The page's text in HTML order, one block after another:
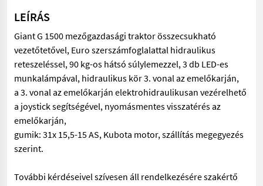
LEÍRÁS
Giant G 1500 mezőgazdasági traktor összecsukható
vezetőtetővel, Euro szerszámfoglalattal hidraulikus
reteszeléssel, 90 kg-os hátsó súlylemezzel, 3 db LED-es
munkalámpával, hidraulikus kör 3. vonal az emelőkarján,
a 3. vonal az emelőkarján elektrohidraulikusan vezérelhető
a joystick segítségével, nyomásmentes visszatérés az
emelőkarján,
gumik: 31x 15,5-15 AS, Kubota motor, szállítás megegyezés
szerint.
További kérdéseivel szívesen áll rendelkezésére szakértő